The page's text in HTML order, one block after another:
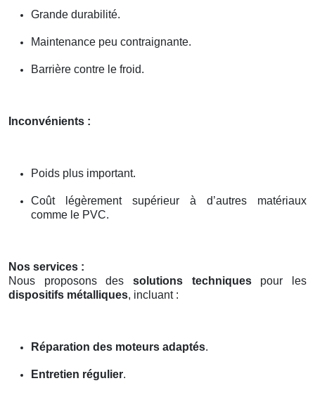
Grande durabilité.
Maintenance peu contraignante.
Barrière contre le froid.
Inconvénients :
Poids plus important.
Coût légèrement supérieur à d’autres matériaux
comme le PVC.
Nos services :
Nous proposons des solutions techniquespour les
dispositifs métalliques, incluant :
Réparation des moteurs adaptés.
Entretien régulier.